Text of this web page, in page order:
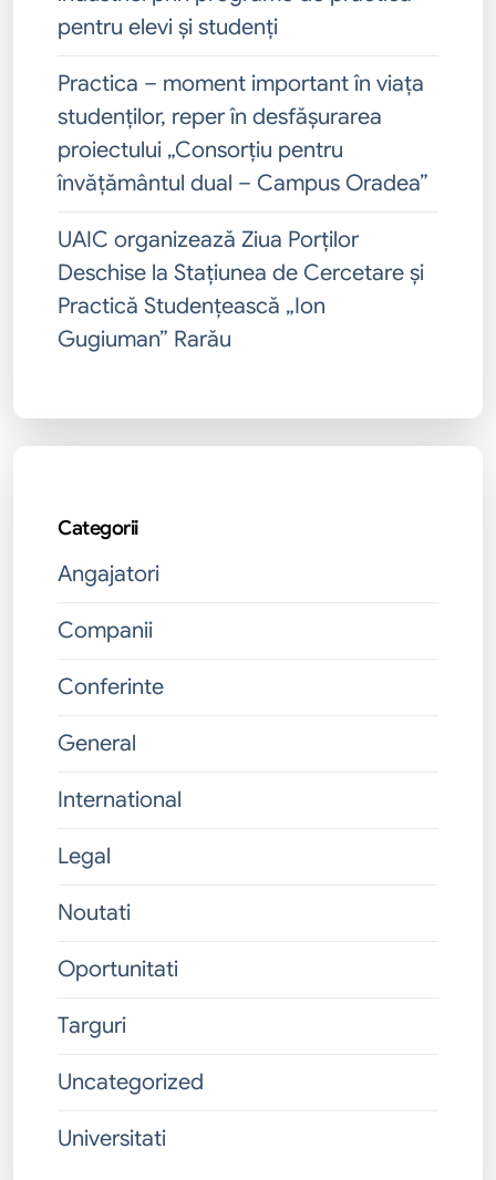
pentru elevi și studenți
Practica – moment important în viața
studenților, reper în desfășurarea
proiectului „Consorțiu pentru
învățământul dual – Campus Oradea”
UAIC organizează Ziua Porților
Deschise la Stațiunea de Cercetare și
Practică Studențească „Ion
Gugiuman” Rarău
Categorii
Angajatori
Companii
Conferinte
General
International
Legal
Noutati
Oportunitati
Targuri
Uncategorized
Universitati